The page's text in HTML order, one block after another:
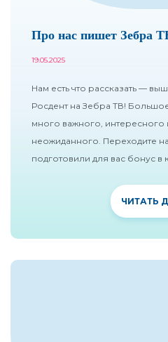
Про нас пишет Зебра
19.05.2025
Нам есть что рассказать —
Росдент на Зебра ТВ!
много важного, интересного
неожиданного. Переходите
подготовили для вас бонус в
ЧИТАТЬ